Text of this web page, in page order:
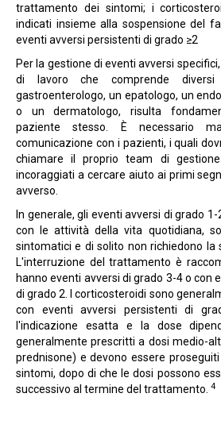
trattamento dei sintomi; i
indicati insieme alla sospensione del
eventi avversi persistenti di grado ≥2
Per la gestione di eventi avversi
di lavoro che comprende
gastroenterologo, un epatologo, un
o un dermatologo, risulta
paziente stesso. È necessario
comunicazione con i pazienti, i quali
chiamare il proprio team di
incoraggiati a cercare aiuto ai primi
avverso.
In generale, gli eventi avversi di grado
con le attività della vita quotidiana,
sintomatici e di solito non richiedono la
L'interruzione del trattamento è
hanno eventi avversi di grado 3-4 o con
di grado 2. I corticosteroidi sono
con eventi avversi persistenti di
l'indicazione esatta e la dose
generalmente prescritti a dosi medio-
prednisone) e devono essere
sintomi, dopo di che le dosi possono
successivo al termine del trattamento. 4